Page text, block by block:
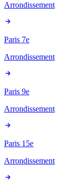
Arrondissement
Paris 7e
Arrondissement
Paris 9e
Arrondissement
Paris 15e
Arrondissement